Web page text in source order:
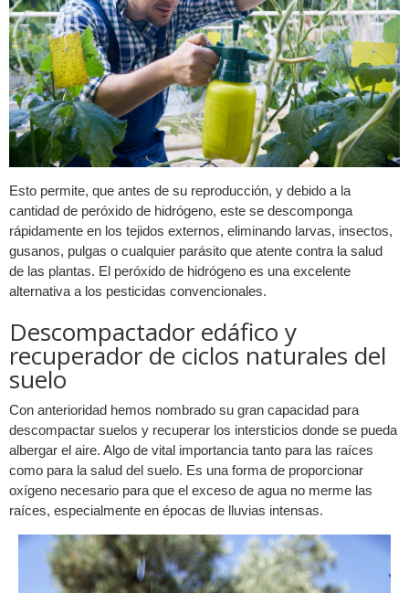
Esto permite, que antes de su reproducción, y debido a la
cantidad de peróxido de hidrógeno, este se descomponga
rápidamente en los tejidos externos, eliminando larvas, insectos,
gusanos, pulgas o cualquier parásito que atente contra la salud
de las plantas. El peróxido de hidrógeno es una excelente
alternativa a los pesticidas convencionales.
Descompactador edáfico y
recuperador de ciclos naturales del
suelo
Con anterioridad hemos nombrado su gran capacidad para
descompactar suelos y recuperar los intersticios donde se pueda
albergar el aire. Algo de vital importancia tanto para las raíces
como para la salud del suelo. Es una forma de proporcionar
oxígeno necesario para que el exceso de agua no merme las
raíces, especialmente en épocas de lluvias intensas.